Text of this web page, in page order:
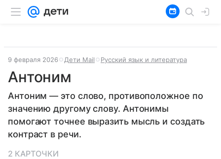
9 февраля 2026 Дети Mail Русский язык и литература
Антоним
Антоним — это слово, противоположное по
значению другому слову. Антонимы
помогают точнее выразить мысль и создать
контраст в речи.
2 КАРТОЧКИ